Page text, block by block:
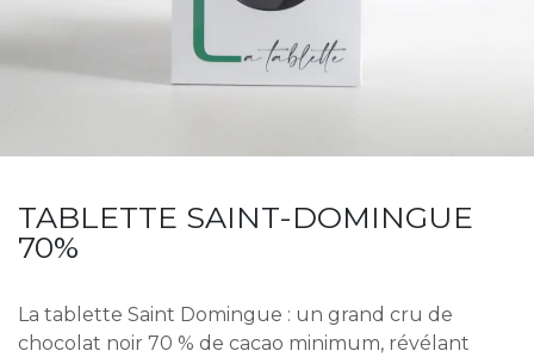
TABLETTE SAINT-DOMINGUE
70%
La tablette Saint Domingue : un grand cru de
chocolat noir 70 % de cacao minimum, révélant